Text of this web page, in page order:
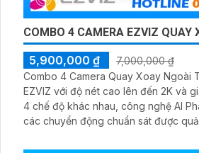
COMBO 4 CAMERA EZVIZ QUAY
5,900,000 ₫
7,000,000 ₫
Combo 4 Camera Quay Xoay Ngoài
EZVIZ với độ nét cao lên đến 2K và
4 chế độ khác nhau, công nghệ AI
các chuyển động chuẩn sát được